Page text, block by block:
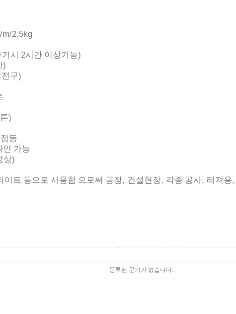
m/2.5kg
시 2시간 이상가능)
)
구)
)
등
인 가능
상)
이트 등으로 사용함 으로써 공장, 건설현장, 각종 공사, 레져용,
등록된 문의가 없습니다.